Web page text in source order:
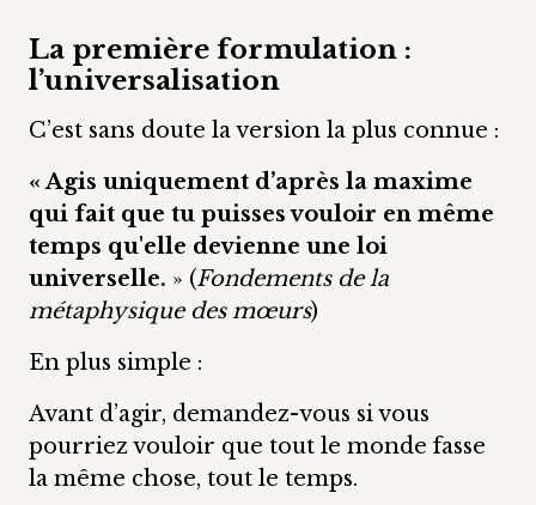
La première formulation :
l’universalisation
C’est sans doute la version la plus connue :
« Agis uniquement d’après la maxime
qui fait que tu puisses vouloir en même
temps qu'elle devienne une loi
universelle. » (Fondements de la
métaphysique des mœurs)
En plus simple :
Avant d’agir, demandez-vous si vous
pourriez vouloir que tout le monde fasse
la même chose, tout le temps.